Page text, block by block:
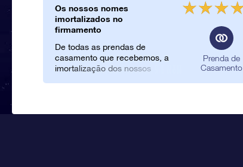
o que fizeram o José e a Elsa
quando lhes dei uma estrela
como prenda de casamento.
um cartão de agradecimento
com uma foto do Online Star
Register.
Os nossos nomes
imortalizados no
firmamento
De todas as prendas de
casamento que recebemos, a
imortalização dos nossos
Prenda de
Casamento